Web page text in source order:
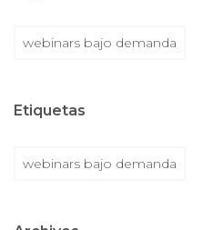
webinars bajo demanda
Etiquetas
webinars bajo demanda